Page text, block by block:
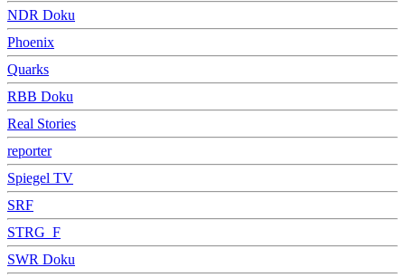
NDR Doku
Phoenix
Quarks
RBB Doku
Real Stories
reporter
Spiegel TV
SRF
STRG_F
SWR Doku